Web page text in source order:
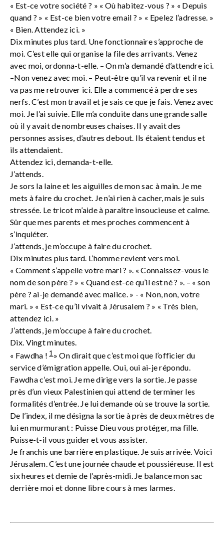
« Est-ce votre société ? » « Où habitez-vous ? » « Depuis
quand ? » « Est-ce bien votre email ? » « Epelez l’adresse. »
« Bien. Attendez ici. »
Dix minutes plus tard. Une fonctionnaire s’approche de
moi. C’est elle qui organise la file des arrivants. Venez
avec moi, ordonna-t-elle. – On m’a demandé d’attendre ici.
–Non venez avec moi. – Peut-être qu’il va revenir et il ne
va pas me retrouver ici. Elle a commencé à perdre ses
nerfs. C’est mon travail et je sais ce que je fais. Venez avec
moi. Je l’ai suivie. Elle m’a conduite dans une grande salle
où il y avait de nombreuses chaises. Il y avait des
personnes assises, d’autres debout. Ils étaient tendus et
ils attendaient.
Attendez ici, demanda-t-elle.
J’attends.
Je sors la laine et les aiguilles de mon sac à main. Je me
mets à faire du crochet. Je n’ai rien à cacher, mais je suis
stressée. Le tricot m’aide à paraître insoucieuse et calme.
Sûr que mes parents et mes proches commencent à
s’inquiéter.
J’attends, je m’occupe à faire du crochet.
Dix minutes plus tard. L’homme revient vers moi.
« Comment s’appelle votre mari ? ». « Connaissez-vous le
nom de son père ? » « Quand est-ce qu’il est né ? ». – « son
père ? ai-je demandé avec malice. » - « Non, non, votre
mari. » « Est-ce qu’il vivait à Jérusalem ? » « Très bien,
attendez ici. »
J’attends, je m’occupe à faire du crochet.
Dix. Vingt minutes.
« Fawdha !1 » On dirait que c’est moi que l’officier du
service d’émigration appelle. Oui, oui ai-je répondu.
Fawdha c’est moi. Je me dirige vers la sortie. Je passe
près d’un vieux Palestinien qui attend de terminer les
formalités d’entrée. Je lui demande où se trouve la sortie.
De l’index, il me désigna la sortie à près de deux mètres de
lui en murmurant : Puisse Dieu vous protéger, ma fille.
Puisse-t-il vous guider et vous assister.
Je franchis une barrière en plastique. Je suis arrivée. Voici
Jérusalem. C’est une journée chaude et poussiéreuse. Il est
six heures et demie de l’après-midi. Je balance mon sac
derrière moi et donne libre cours à mes larmes.